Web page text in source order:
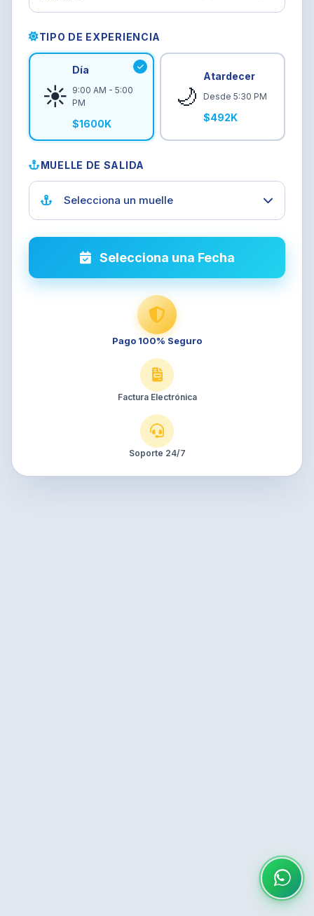
TIPO DE EXPERIENCIA
☀️
Día
9:00 AM - 5:00
PM
$1600K
🌙
Atardecer
Desde 5:30 PM
$492K
MUELLE DE SALIDA
Selecciona un muelle
Selecciona una Fecha
Pago 100% Seguro
Factura Electrónica
Soporte 24/7